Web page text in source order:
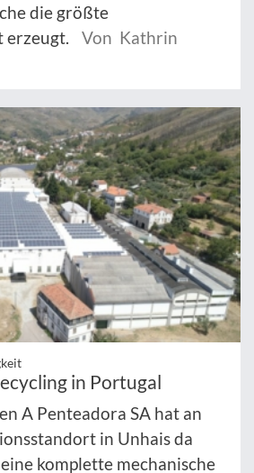
die größte
erzeugt.
Von Kathrin
in Portugal
A Penteadora SA hat an
in Unhais da
komplette mechanische